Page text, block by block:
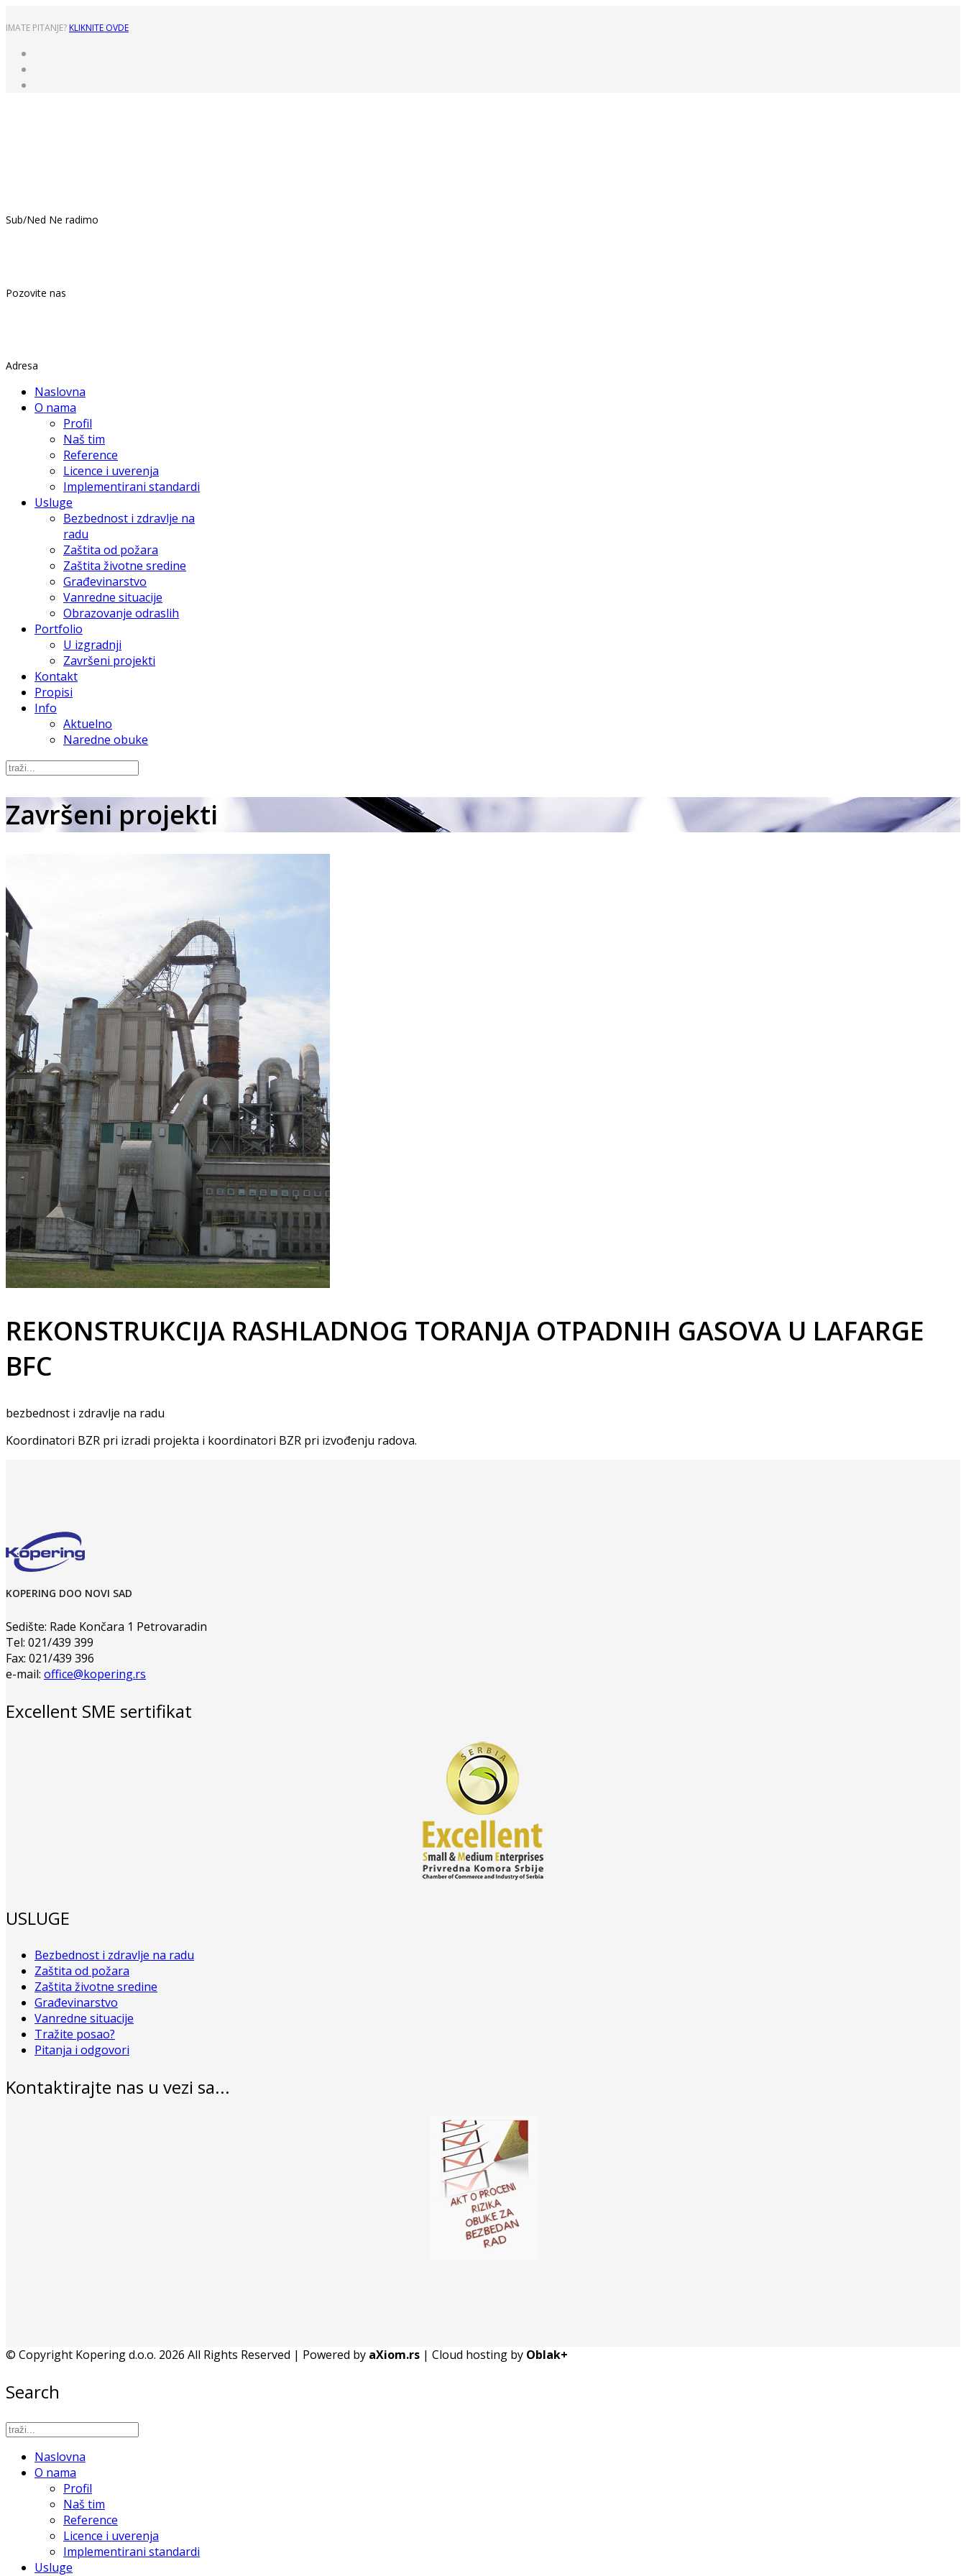
IMATE PITANJE? KLIKNITE OVDE
Sub/Ned Ne radimo
Pozovite nas
Adresa
Naslovna
O nama
Profil
Naš tim
Reference
Licence i uverenja
Implementirani standardi
Usluge
Bezbednost i zdravlje na
radu
Zaštita od požara
Zaštita životne sredine
Građevinarstvo
Vanredne situacije
Obrazovanje odraslih
Portfolio
U izgradnji
Završeni projekti
Kontakt
Propisi
Info
Aktuelno
Naredne obuke
Završeni projekti
REKONSTRUKCIJA RASHLADNOG TORANJA OTPADNIH GASOVA U LAFARGE
BFC
bezbednost i zdravlje na radu
Koordinatori BZR pri izradi projekta i koordinatori BZR pri izvođenju radova.
KOPERING DOO NOVI SAD
Sedište: Rade Končara 1 Petrovaradin
Tel: 021/439 399
Fax: 021/439 396
e-mail: office@kopering.rs
Excellent SME sertifikat
USLUGE
Bezbednost i zdravlje na radu
Zaštita od požara
Zaštita životne sredine
Građevinarstvo
Vanredne situacije
Tražite posao?
Pitanja i odgovori
Kontaktirajte nas u vezi sa...
© Copyright Kopering d.o.o. 2026 All Rights Reserved | Powered by aXiom.rs | Cloud hosting by Oblak+
Search
Naslovna
O nama
Profil
Naš tim
Reference
Licence i uverenja
Implementirani standardi
Usluge